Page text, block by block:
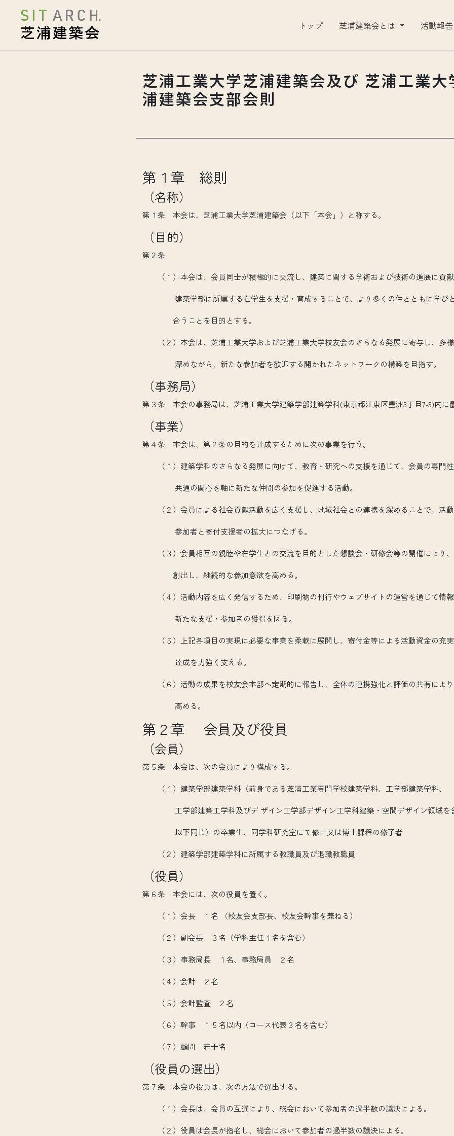
トップ 芝浦建築会とは 活動報告
芝浦工業大学芝浦建築会及び 芝浦工業大
浦建築会支部会則
第１章 総則
（名称）
第１条 本会は、芝浦工業大学芝浦建築会（以下「本会」）と称する。
（目的）
第２条
（１）本会は、会員同士が積極的に交流し、建築に関する学術および技術の進展に貢献
建築学部に所属する在学生を支援・育成することで、より多くの仲とともに学びと
合うことを目的とする。
（２）本会は、芝浦工業大学および芝浦工業大学校友会のさらなる発展に寄与し、多
深めながら、新たな参加者を歓迎する開かれたネットワークの構築を目指す。
（事務局）
第３条 本会の事務局は、芝浦工業大学建築学部建築学科(東京都江東区豊洲3丁目7-5)内に
（事業）
第４条 本会は、第２条の目的を達成するために次の事業を行う。
（１）建築学科のさらなる発展に向けて、教育・研究への支援を通じて、会員の専門性
共通の関心を軸に新たな仲間の参加を促進する活動。
（２）会員による社会貢献活動を広く支援し、地域社会との連携を深めることで、活動
参加者と寄付支援者の拡大につなげる。
（３）会員相互の親睦や在学生との交流を目的とした懇談会・研修会等の開催により
創出し、継続的な参加意欲を高める。
（４）活動内容を広く発信するため、印刷物の刊行やウェブサイトの運営を通じて情報
新たな支援・参加者の獲得を図る。
（５）上記各項目の実現に必要な事業を柔軟に展開し、寄付金等による活動資金の充
達成を力強く支える。
（６）活動の成果を校友会本部へ定期的に報告し、全体の連携強化と評価の共有によ
高める。
第２章 会員及び役員
（会員）
第５条 本会は、次の会員により構成する。
（１）建築学部建築学科（前身である芝浦工業専門学校建築学科、工学部建築学科、
工学部建築工学科及びデ ザイン工学部デザイン工学科建築・空間デザイン領域を含
以下同じ）の卒業生、同学科研究室にて修士又は博士課程の修了者
（２）建築学部建築学科に所属する教職員及び退職教職員
（役員）
第６条 本会には、次の役員を置く。
（１）会長 １名 （校友会支部長、校友会幹事を兼ねる）
（２）副会長 ３名（学科主任１名を含む）
（３）事務局長 １名、事務局員 ２名
（４）会計 ２名
（５）会計監査 ２名
（６）幹事 １５名以内（コース代表３名を含む）
（７）顧問 若干名
（役員の選出）
第７条 本会の役員は、次の方法で選出する。
（１）会長は、会員の互選により、総会において参加者の過半数の議決による。
（２）役員は会長が指名し、総会において参加者の過半数の議決による。